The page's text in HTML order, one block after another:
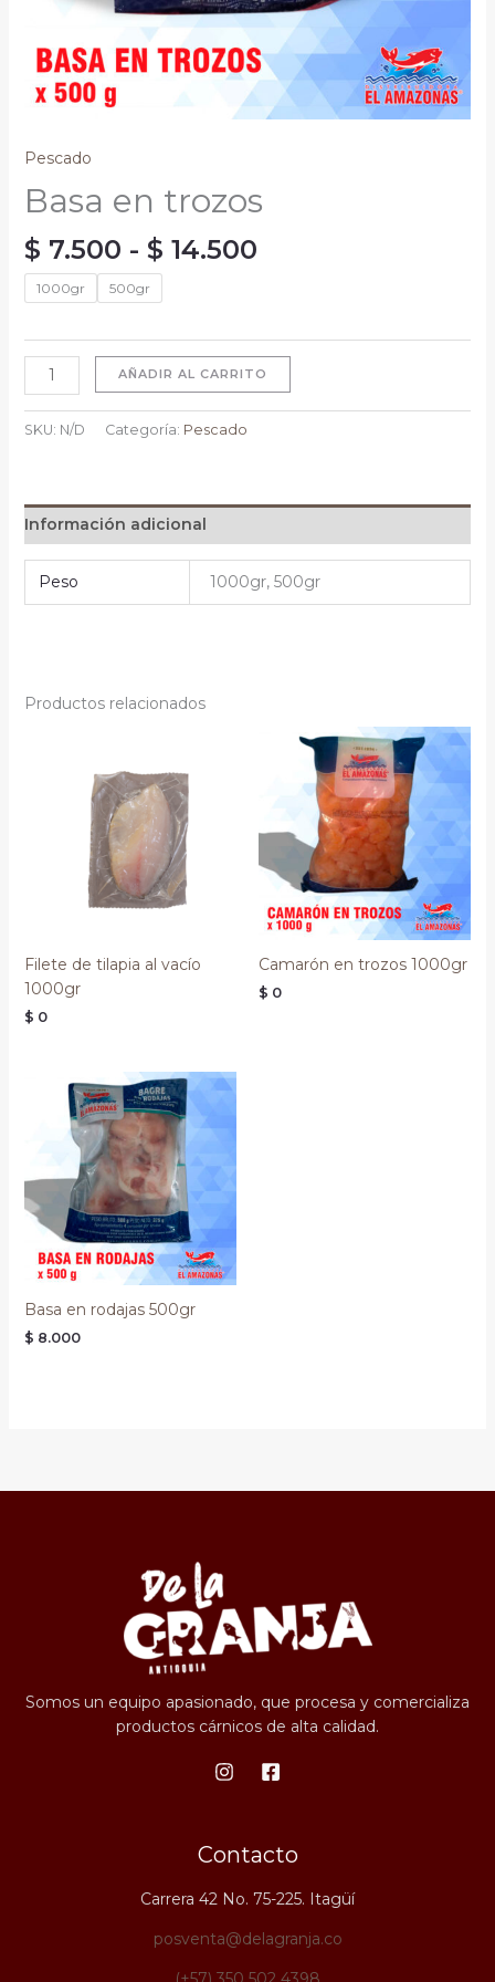
Pescado
Basa en trozos
$ 7.500 - $ 14.500
1000gr 500gr
AÑADIR AL CARRITO
SKU: N/D Categoría: Pescado
Información adicional
Peso 1000gr, 500gr
Productos relacionados
Filete de tilapia al vacío
1000gr
$ 0
Camarón en trozos 1000gr
$ 0
Basa en rodajas 500gr
$ 8.000
Somos un equipo apasionado, que procesa y comercializa
productos cárnicos de alta calidad.
Contacto
Carrera 42 No. 75-225. Itagüí
posventa@delagranja.co